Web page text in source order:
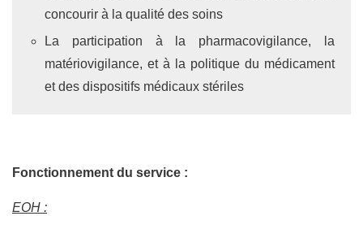
concourir à la qualité des soins
La participation à la pharmacovigilance, la
matériovigilance, et à la politique du médicament
et des dispositifs médicaux stériles
Fonctionnement du service :
EOH :